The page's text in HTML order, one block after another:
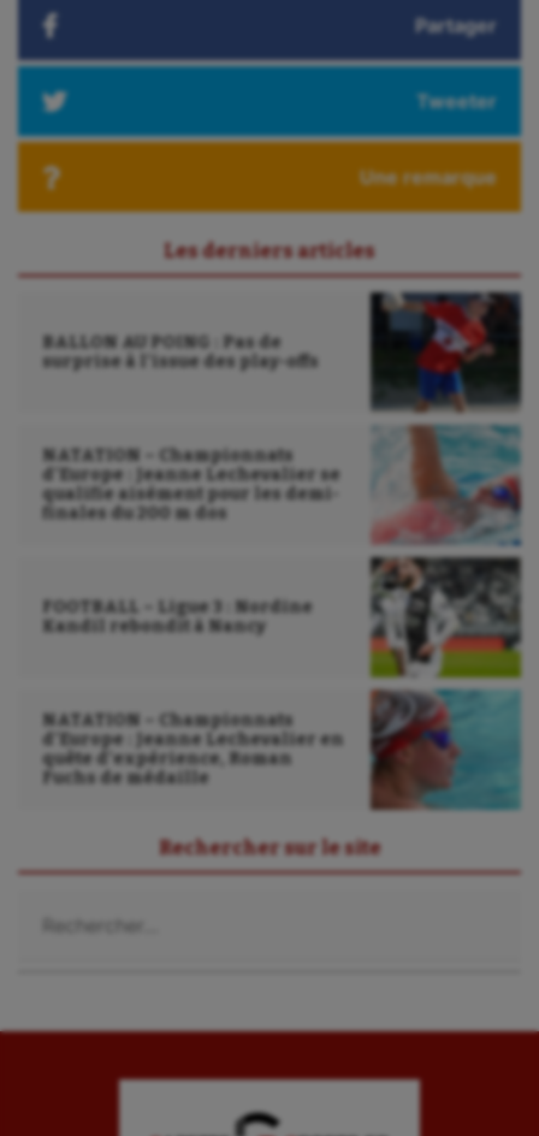
Hippisme
Jeux Olympiques et Paralympiques
Korfbal
Moto
Natation artistique
Omnisports
Paddle
Patinage artistique
Pétanque
Randonnée / Marche
Partager
Tweeter
Une remarque
Les derniers articles
BALLON AU POING : Pas de
surprise à l’issue des play-offs
NATATION – Championnats
d’Europe : Jeanne Lechevalier se
qualifie aisément pour les demi-
finales du 200 m dos
FOOTBALL – Ligue 3 : Nordine
Kandil rebondit à Nancy
NATATION – Championnats
d’Europe : Jeanne Lechevalier en
quête d’expérience, Roman
Fuchs de médaille
Rechercher sur le site